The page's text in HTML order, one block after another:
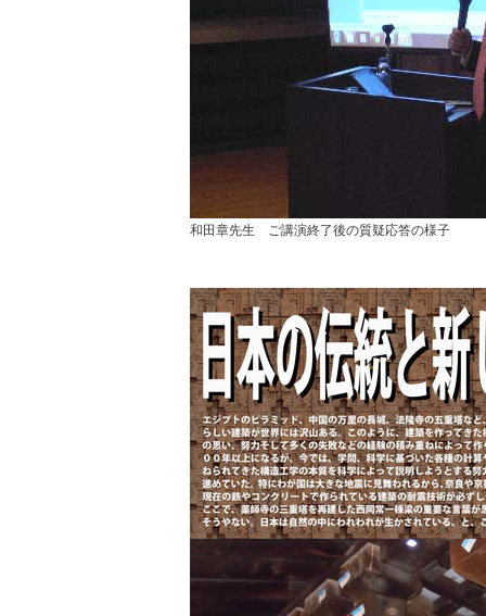
和田章先生 ご講演終了後の質疑応答の様子